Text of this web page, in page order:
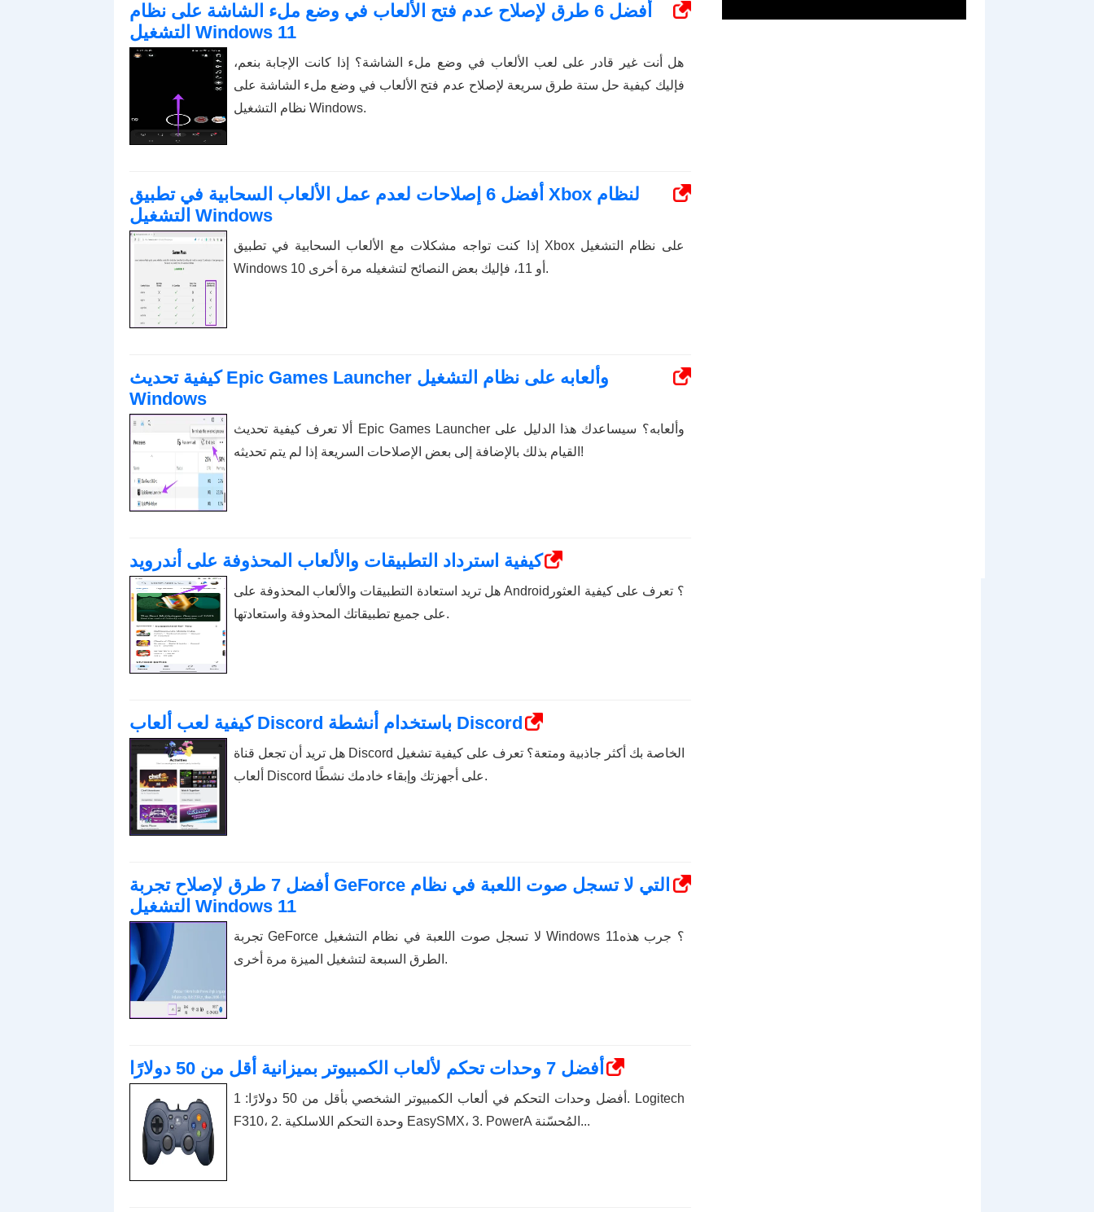
أفضل 6 طرق لإصلاح عدم فتح الألعاب في وضع ملء الشاشة على نظام
التشغيل Windows 11
هل أنت غير قادر على لعب الألعاب في وضع ملء الشاشة؟ إذا كانت الإجابة بنعم،
فإليك كيفية حل ستة طرق سريعة لإصلاح عدم فتح الألعاب في وضع ملء الشاشة على
نظام التشغيل Windows.
أفضل 6 إصلاحات لعدم عمل الألعاب السحابية في تطبيق Xbox لنظام
التشغيل Windows
إذا كنت تواجه مشكلات مع الألعاب السحابية في تطبيق Xbox على نظام التشغيل
Windows 10 أو 11، فإليك بعض النصائح لتشغيله مرة أخرى.
كيفية تحديث Epic Games Launcher وألعابه على نظام التشغيل
Windows
ألا تعرف كيفية تحديث Epic Games Launcher وألعابه؟ سيساعدك هذا الدليل على
القيام بذلك بالإضافة إلى بعض الإصلاحات السريعة إذا لم يتم تحديثه!
كيفية استرداد التطبيقات والألعاب المحذوفة على أندرويد
هل تريد استعادة التطبيقات والألعاب المحذوفة على Android؟ تعرف على كيفية العثور
على جميع تطبيقاتك المحذوفة واستعادتها.
كيفية لعب ألعاب Discord باستخدام أنشطة Discord
هل تريد أن تجعل قناة Discord الخاصة بك أكثر جاذبية ومتعة؟ تعرف على كيفية تشغيل
ألعاب Discord على أجهزتك وإبقاء خادمك نشطًا.
أفضل 7 طرق لإصلاح تجربة GeForce التي لا تسجل صوت اللعبة في نظام
التشغيل Windows 11
تجربة GeForce لا تسجل صوت اللعبة في نظام التشغيل Windows 11؟ جرب هذه
الطرق السبعة لتشغيل الميزة مرة أخرى.
أفضل 7 وحدات تحكم لألعاب الكمبيوتر بميزانية أقل من 50 دولارًا
أفضل وحدات التحكم في ألعاب الكمبيوتر الشخصي بأقل من 50 دولارًا: 1. Logitech
F310، 2. وحدة التحكم اللاسلكية EasySMX، 3. PowerA المُحسّنة...